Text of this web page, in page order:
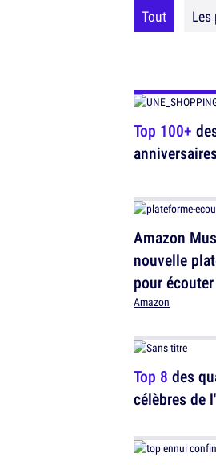
Tout
Top 100+
Amazon
nouvelle
pour
podcasts
Amazon
Top 8 des
célèbres de